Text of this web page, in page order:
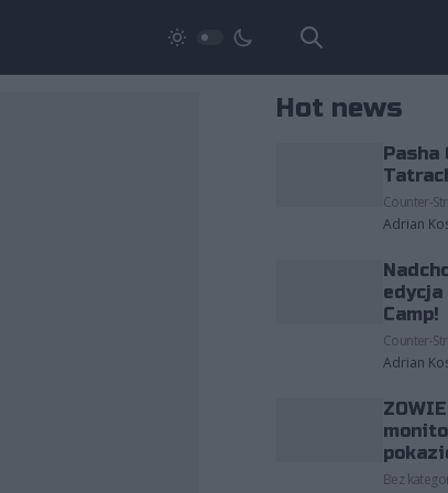
Hot news
Pasha
Counter-
Adrian
edycja
Camp!
Counter-
Adrian
Bez